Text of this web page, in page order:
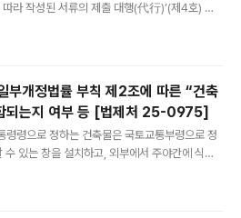
라 작성된 서류의 제출 대행(代行)’(제4호) 업
한편, 「부패방지 및 국민권익위원회의 설치와
가 법령위반 또는 부패행위로 인하여 공익을 현
청구할 수 있다고 규정하고 있고, 같은 법 시행령
감사를 청구하려는 자는 청구인의 성명·전화
하고 서명 또는 ..
개정법률 부칙 제2조에 따른 “건축
되는지 여부 등 [법제처 25-0975]
령령으로 정하는 건축물은 국토교통부령으로 정
있는 창을 설치하고, 외부에서 주야간에 식별
일부개정된 「건축법」을 말하며, 이하 같음)